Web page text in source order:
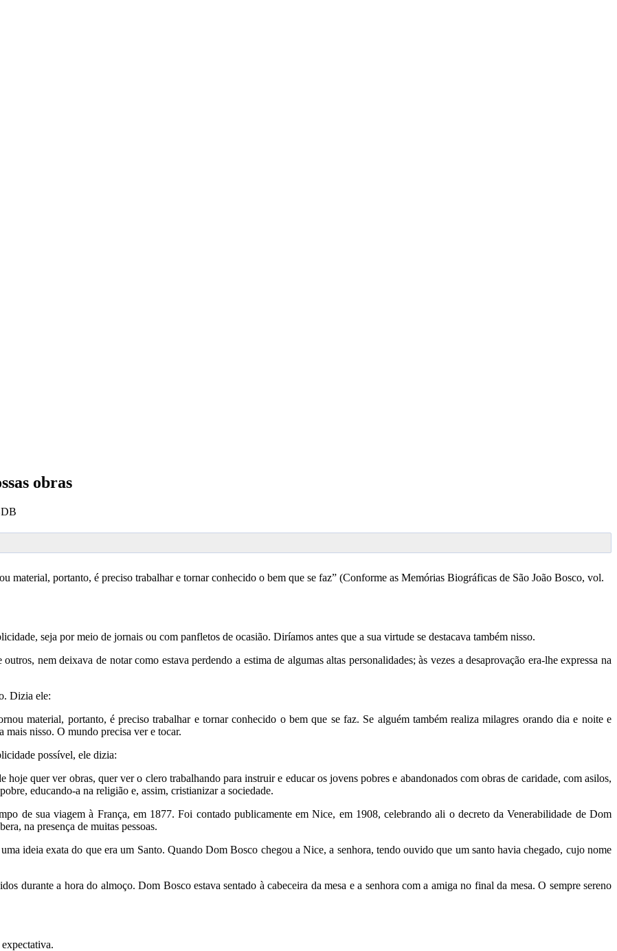
obras
material, portanto, é preciso trabalhar e tornar conhecido o bem que se faz” (Conforme as Memórias Biográficas de São João Bosco, vol.
seja por meio de jornais ou com panfletos de ocasião. Diríamos antes que a sua virtude se destacava também nisso.
nem deixava de notar como estava perdendo a estima de algumas altas personalidades; às vezes a desaprovação era-lhe expressa na
Dizia ele:
material, portanto, é preciso trabalhar e tornar conhecido o bem que se faz. Se alguém também realiza milagres orando dia e noite e
mais nisso. O mundo precisa ver e tocar.
possível, ele dizia:
quer ver obras, quer ver o clero trabalhando para instruir e educar os jovens pobres e abandonados com obras de caridade, com asilos,
educando-a na religião e, assim, cristianizar a sociedade.
de sua viagem à França, em 1877. Foi contado publicamente em Nice, em 1908, celebrando ali o decreto da Venerabilidade de Dom
na presença de muitas pessoas.
ideia exata do que era um Santo. Quando Dom Bosco chegou a Nice, a senhora, tendo ouvido que um santo havia chegado, cujo nome
durante a hora do almoço. Dom Bosco estava sentado à cabeceira da mesa e a senhora com a amiga no final da mesa. O sempre sereno